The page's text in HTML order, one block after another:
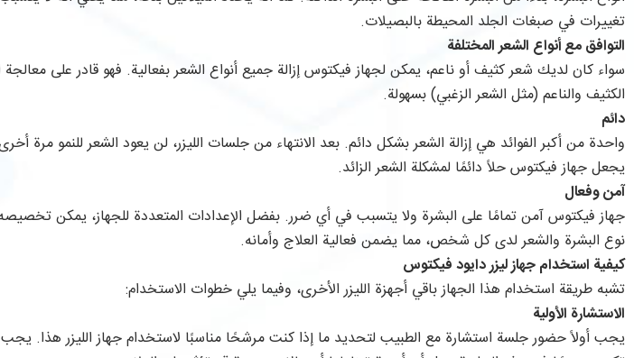
تغييرات في صبغات الجلد المحيطة بالبصيلات.
التوافق مع أنواع الشعر المختلفة
سواء كان لديك شعر كثيف أو ناعم، يمكن لجهاز فيكتوس إزالة جميع أنواع الشعر بفعالية. فهو قادر على معالجة
الكثيف والناعم (مثل الشعر الزغبي) بسهولة.
دائم
واحدة من أكبر الفوائد هي إزالة الشعر بشكل دائم. بعد الانتهاء من جلسات الليزر، لن يعود الشعر للنمو مرة
يجعل جهاز فيكتوس حلاً دائمًا لمشكلة الشعر الزائد.
آمن وفعال
جهاز فيكتوس آمن تمامًا على البشرة ولا يتسبب في أي ضرر. بفضل الإعدادات المتعددة للجهاز، يمكن
نوع البشرة والشعر لدى كل شخص، مما يضمن فعالية العلاج وأمانه.
كيفية استخدام جهاز ليزر دايود فيكتوس
تشبه طريقة استخدام هذا الجهاز باقي أجهزة الليزر الأخرى، وفيما يلي خطوات الاستخدام:
الاستشارة الأولية
يجب أولاً حضور جلسة استشارة مع الطبيب لتحديد ما إذا كنت مرشحًا مناسبًا لاستخدام جهاز الليزر هذا.